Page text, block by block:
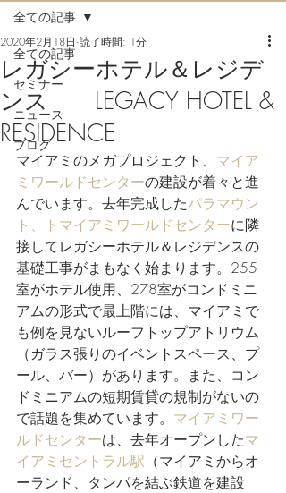
全ての記事
セミナー
ニュース
ブログ
全ての記事
レガシーホテル＆レジデ
ンス LEGACY HOTEL &
RESIDENCE
2020年2月18日 読了時間: 1分
マイアミのメガプロジェクト、 マイア
ミワールドセンターの建設が着々と進
んでいます。去年完成したパラマウン
ト、トマイアミワールドセンターに隣
接してレガシーホテル＆レジデンスの
基礎工事がまもなく始まります。255
室がホテル使用、278室がコンドミニ
アムの形式で最上階には、マイアミで
も例を見ないルーフトップアトリウム
（ガラス張りのイベントスペース、プ
ール、バー）があります。また、コン
ドミニアムの短期賃貸の規制がないの
で話題を集めています。 マイアミワー
ルドセンターは、去年オープンしたマ
イアミセントラル駅 （マイアミからオ
ーランド、タンパを結ぶ鉄道を建設